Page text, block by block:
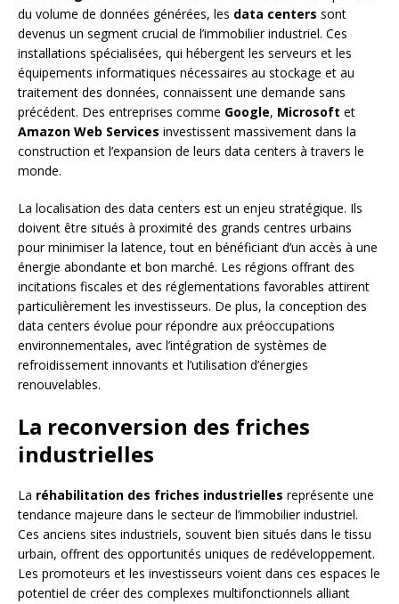
du volume de données générées, les data centers sont
devenus un segment crucial de l’immobilier industriel. Ces
installations spécialisées, qui hébergent les serveurs et les
équipements informatiques nécessaires au stockage et au
traitement des données, connaissent une demande sans
précédent. Des entreprises comme Google, Microsoft et
Amazon Web Services investissent massivement dans la
construction et l’expansion de leurs data centers à travers le
monde.
La localisation des data centers est un enjeu stratégique. Ils
doivent être situés à proximité des grands centres urbains
pour minimiser la latence, tout en bénéficiant d’un accès à une
énergie abondante et bon marché. Les régions offrant des
incitations fiscales et des réglementations favorables attirent
particulièrement les investisseurs. De plus, la conception des
data centers évolue pour répondre aux préoccupations
environnementales, avec l’intégration de systèmes de
refroidissement innovants et l’utilisation d’énergies
renouvelables.
La reconversion des friches
industrielles
La réhabilitation des friches industrielles représente une
tendance majeure dans le secteur de l’immobilier industriel.
Ces anciens sites industriels, souvent bien situés dans le tissu
urbain, offrent des opportunités uniques de redéveloppement.
Les promoteurs et les investisseurs voient dans ces espaces le
potentiel de créer des complexes multifonctionnels alliant